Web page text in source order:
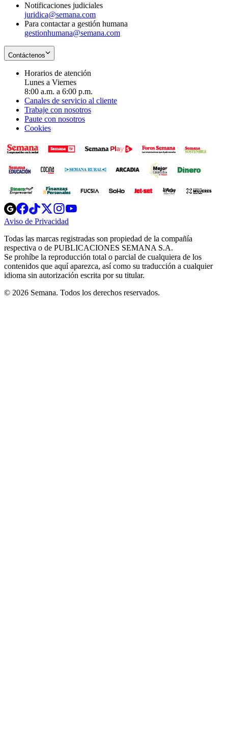
Notificaciones judiciales
juridica@semana.com
Para contactar a gestión humana
gestionhumana@semana.com
Contáctenos
Horarios de atención
Lunes a Viernes
8:00 a.m. a 6:00 p.m.
Canales de servicio al cliente
Trabaje con nosotros
Paute con nosotros
Cookies
Opens
in
new
Opens
in
new
Opens
in
new
window
Opens
new
windowwindow
Aviso de Privacidad
new
window
Todas las marcas registradas son propiedad de la compañía
respectiva o de PUBLICACIONES SEMANA S.A.
Se prohíbe la reproducción total o parcial de cualquiera de los
contenidos que aquí aparezca, así como su traducción a cualquier
idioma sin autorización escrita por su titular.
© 2026 Semana. Todos los derechos reservados.